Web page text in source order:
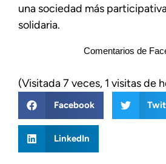
una sociedad más
solidaria.
Comentarios de
(Visitada 7 veces, 1 visitas de
Facebook
LinkedIn